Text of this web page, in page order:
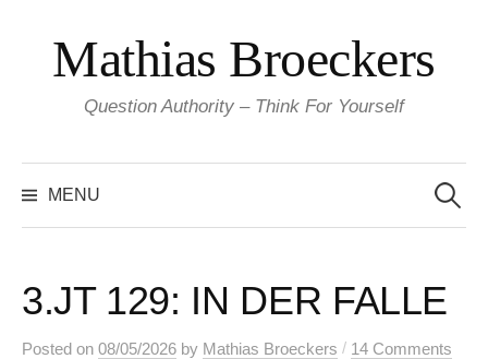
content
Mathias Broeckers
Question Authority – Think For Yourself
MENU
for:
3.JT 129: IN DER FALLE
Posted on 08/05/2026 by Mathias Broeckers / 14 Comments